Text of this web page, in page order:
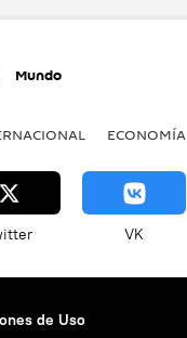
Iván Duque
Mundo
ECONOMÍA
VK
de Uso